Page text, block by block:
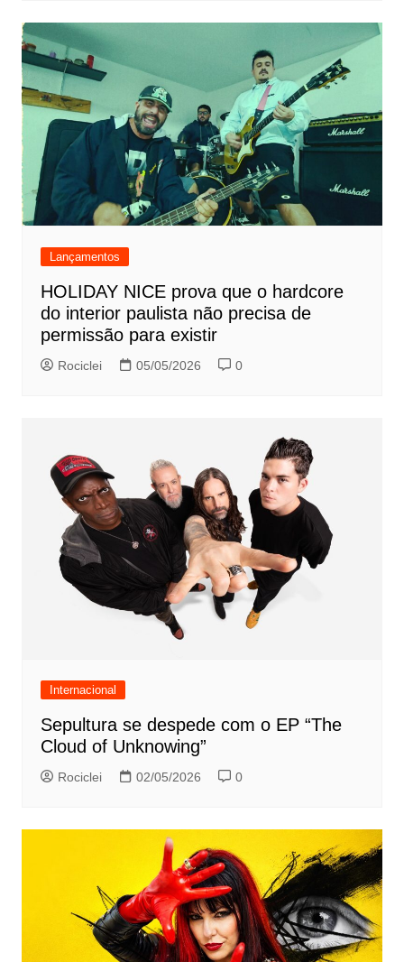
Lançamentos
HOLIDAY NICE prova que o hardcore
do interior paulista não precisa de
permissão para existir
Rociclei 05/05/2026 0
Internacional
Sepultura se despede com o EP “The
Cloud of Unknowing”
Rociclei 02/05/2026 0